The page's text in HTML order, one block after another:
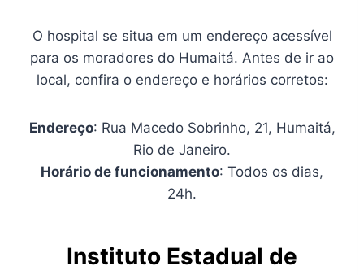
O hospital se situa em um endereço acessível
para os moradores do Humaitá. Antes de ir ao
local, confira o endereço e horários corretos:
Endereço: Rua Macedo Sobrinho, 21, Humaitá,
Rio de Janeiro.
Horário de funcionamento: Todos os dias,
24h.
Instituto Estadual de